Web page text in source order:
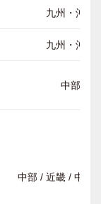
九州・沖縄
九州・沖縄
中部
中部 / 近畿 / 中国